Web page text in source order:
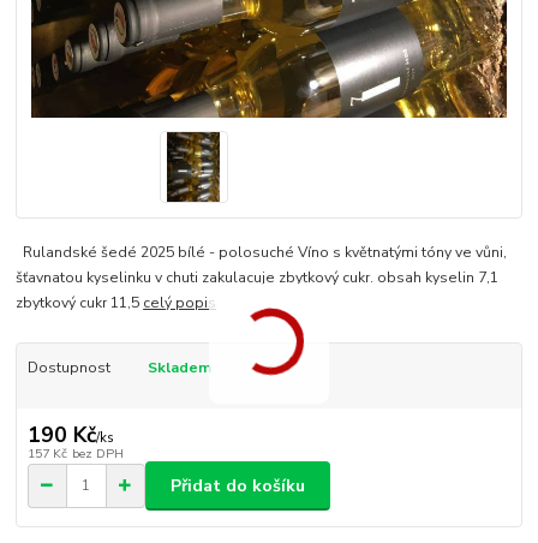
Rulandské šedé 2025 bílé - polosuché Víno s květnatými tóny ve vůni,
šťavnatou kyselinku v chuti zakulacuje zbytkový cukr. obsah kyselin 7,1
zbytkový cukr 11,5 celý popis
Dostupnost Skladem
190 Kč/ks
157 Kč bez DPH
Přidat do košíku